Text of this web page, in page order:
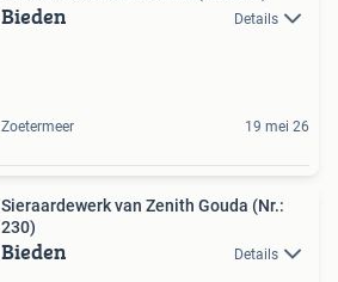
Bieden Details
Zoetermeer 19 mei 26
Sieraardewerk van Zenith Gouda (Nr.:
230)
Bieden Details